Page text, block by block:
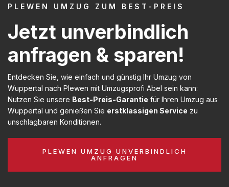
PLEWEN UMZUG ZUM BEST-PREIS
Jetzt unverbindlich
anfragen & sparen!
Entdecken Sie, wie einfach und günstig Ihr Umzug von
Wuppertal nach Plewen mit Umzugsprofi Abel sein kann:
Nutzen Sie unsere Best-Preis-Garantie für Ihren Umzug aus
Wuppertal und genießen Sie erstklassigen Service zu
unschlagbaren Konditionen.
PLEWEN UMZUG UNVERBINDLICH
ANFRAGEN